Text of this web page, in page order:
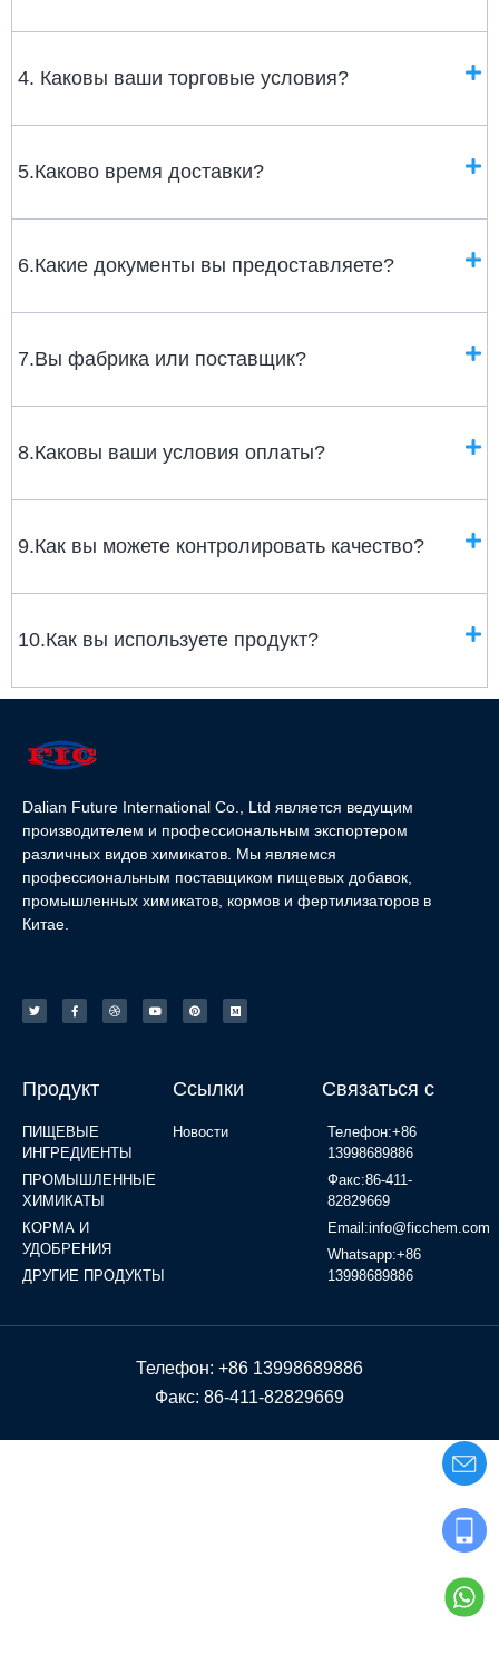
4. Каковы ваши торговые условия?
5.Каково время доставки?
6.Какие документы вы предоставляете?
7.Вы фабрика или поставщик?
8.Каковы ваши условия оплаты?
9.Как вы можете контролировать качество?
10.Как вы используете продукт?
Dalian Future International Co., Ltd является ведущим
производителем и профессиональным экспортером
различных видов химикатов. Мы являемся
профессиональным поставщиком пищевых добавок,
промышленных химикатов, кормов и фертилизаторов в
Китае.
Продукт
ПИЩЕВЫЕ
ИНГРЕДИЕНТЫ
ПРОМЫШЛЕННЫЕ
ХИМИКАТЫ
КОРМА И
УДОБРЕНИЯ
ДРУГИЕ ПРОДУКТЫ
Ссылки
Новости
Связаться с
Телефон:+86
13998689886
Факс:86-411-
82829669
Email:info@ficchem.com
Whatsapp:+86
13998689886
Телефон: +86 13998689886
Факс: 86-411-82829669